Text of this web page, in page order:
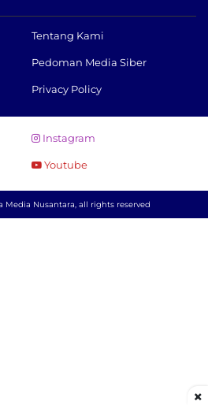
Tentang Kami
Pedoman Media Siber
Privacy Policy
Instagram
Youtube
Media Nusantara, all rights reserved
×